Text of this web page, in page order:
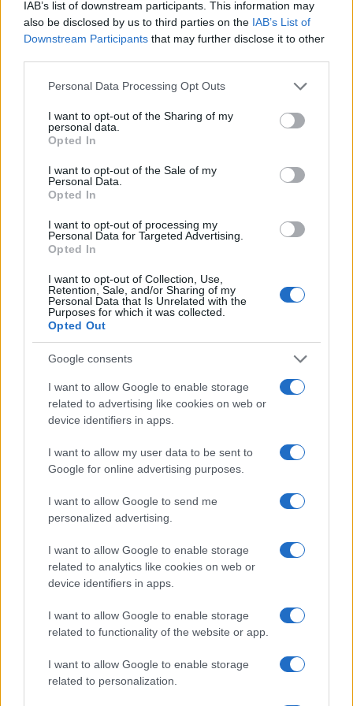
IAB’s list of downstream participants. This information may
also be disclosed by us to third parties on the IAB’s List of
Downstream Participants that may further disclose it to other
Please note that this website/app uses one or more Google
not limited to your visit or usage behaviour. You may click to
grant or deny consent to Google and its third-party tags to
use your data for below specified purposes in below Google
consent section.
Personal Data Processing Opt Outs
I want to opt-out of the Sharing of my
personal data.
Opted In
I want to opt-out of the Sale of my
Personal Data.
Opted In
I want to opt-out of processing my
Personal Data for Targeted Advertising.
Opted In
I want to opt-out of Collection, Use,
Retention, Sale, and/or Sharing of my
Personal Data that Is Unrelated with the
Purposes for which it was collected.
Opted Out
Google consents
I want to allow Google to enable storage
related to advertising like cookies on web or
device identifiers in apps.
I want to allow my user data to be sent to
Google for online advertising purposes.
I want to allow Google to send me
personalized advertising.
I want to allow Google to enable storage
related to analytics like cookies on web or
device identifiers in apps.
I want to allow Google to enable storage
related to functionality of the website or app.
I want to allow Google to enable storage
related to personalization.
Paolo Pinna
Martina Agostina Diturco
I nostri cari
I nostri cari
Giovannimaria Cabras
Invia un Comunicato Stampa